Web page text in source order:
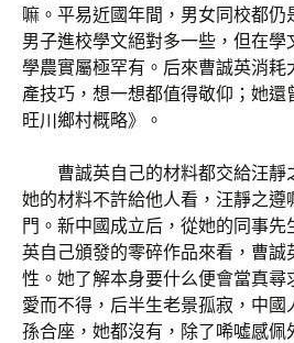
嘛。平易近國年間，男女同校都仍
男子進校學文絕對多一些，但在學
學農實屬極罕有。后來曹誠英消耗
產技巧，想一想都值得敬仰；她還
旺川鄉村概略》。
曹誠英自己的材料都交給汪靜
她的材料不許給他人看，汪靜之遵
門。新中國成立后，從她的同事
英自己頒發的零碎作品來看，曹誠
性。她了解本身要什么便會當真尋
愛而不得，后半生老景孤寂，中
孫合座，她都沒有，除了唏噓感佩